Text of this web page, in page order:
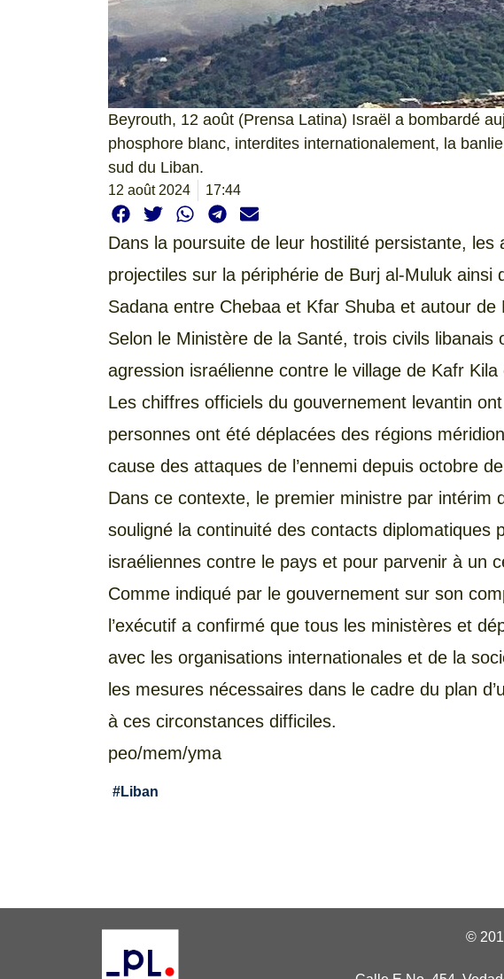
Beyrouth, 12 août (Prensa Latina) Israël a bombardé
phosphore blanc, interdites internationalement, la
sud du Liban.
12 août 2024 17:44
Dans la poursuite de leur hostilité persistante, les
projectiles sur la périphérie de Burj al-Muluk ainsi
Sadana entre Chebaa et Kfar Shuba et autour de
Selon le Ministère de la Santé, trois civils libanais
agression israélienne contre le village de Kafr
Les chiffres officiels du gouvernement levantin
personnes ont été déplacées des régions
cause des attaques de l’ennemi depuis octobre
Dans ce contexte, le premier ministre par intérim
souligné la continuité des contacts diplomatiques
israéliennes contre le pays et pour parvenir à un
Comme indiqué par le gouvernement sur son
l’exécutif a confirmé que tous les ministères et
avec les organisations internationales et de la
les mesures nécessaires dans le cadre du plan
à ces circonstances difficiles.
peo/mem/yma
#Liban
©